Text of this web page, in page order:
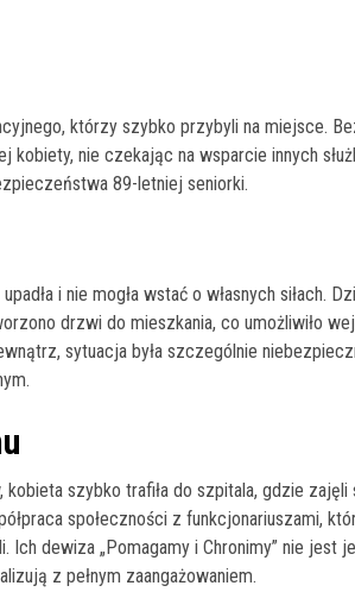
którzy szybko przybyli na miejsce.
kobiety, nie czekając na wsparcie innych
89-letniej seniorki.
i nie mogła wstać o własnych siłach.
drzwi do mieszkania, co umożliwiło
sytuacja była szczególnie
szybko trafiła do szpitala, gdzie zajęli
społeczności z funkcjonariuszami,
dewiza „Pomagamy i Chronimy” nie jest
z pełnym zaangażowaniem.